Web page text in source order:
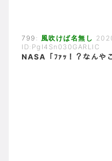
799: 風吹けば名無し
ID:PgI4Sn030GARLIC
NASA「ﾌｧｯ！？なんや